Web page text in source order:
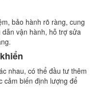
bảo hành rõ ràng, cung
vận hành, hỗ trợ sửa
nhau, có thể đầu tư thêm
cảm biến định lượng để